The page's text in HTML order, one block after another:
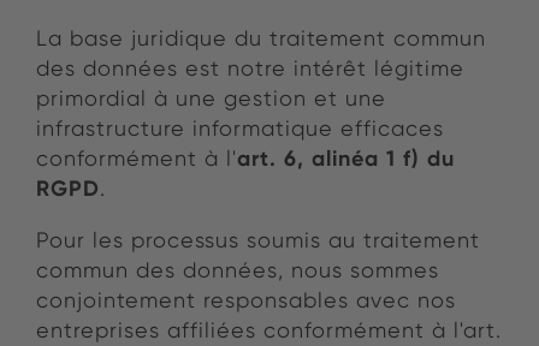
La base juridique du traitement commun
des données est notre intérêt légitime
primordial à une gestion et une
infrastructure informatique efficaces
conformément à l'art. 6, alinéa 1 f) du
RGPD.
Pour les processus soumis au traitement
commun des données, nous sommes
conjointement responsables avec nos
entreprises affiliées conformément à l'art.